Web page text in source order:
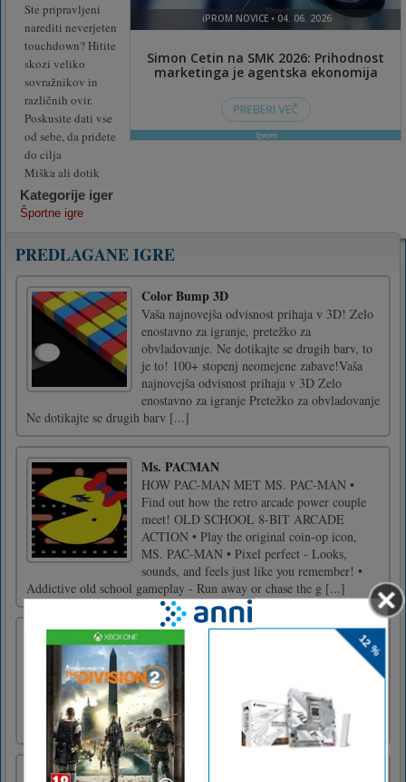
Ste pripravljeni
narediti neverjeten
touchdown? Hitite
skozi veliko
sovražnikov in
različnih ovir.
Poskusite dati vse
od sebe, da pridete
do cilja
Miška ali dotik
Kategorije iger
Športne igre
PREDLAGANE IGRE
Color Bump 3D
Vaša najnovejša odvisnost prihaja v 3D! Zelo
enostavno za igranje, pretežko za
obvladovanje. Ne dotikajte se drugih barv, to
je to! 100+ stopenj neomejene zabave!Vaša
najnovejša odvisnost prihaja v 3D Zelo
enostavno za igranje Pretežko za obvladovanje
Ne dotikajte se drugih barv [...]
Ms. PACMAN
HOW PAC-MAN MET MS. PAC-MAN •
Find out how the retro arcade power couple
meet! OLD SCHOOL 8-BIT ARCADE
ACTION • Play the original coin-op icon,
MS. PAC-MAN • Pixel perfect - Looks,
sounds, and feels just like you remember! •
Addictive old school gameplay - Run away or chase the g [...]
Tecite skozi sovražnike in nevarne pasti! Dark
Lands je akcijska igra bojni tekač. Spremljajte
svojega junaka na epskem potovanju poraza
zlih sil, ki so pokvarile deželo.
Catch And Shoot